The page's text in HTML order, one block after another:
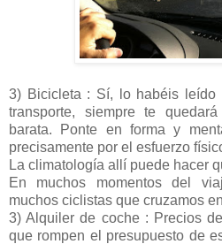
3) Bicicleta : Sí, lo habéis leído
transporte, siempre te
barata. Ponte en forma y
precisamente por el esfuerzo
La climatología allí puede hacer
En muchos momentos del
muchos ciclistas que cruzamos
3) Alquiler de coche : Precios
que rompen el presupuesto de